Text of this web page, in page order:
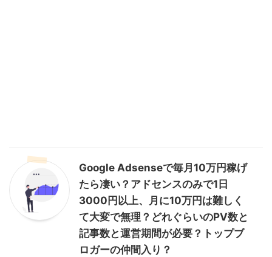
Google Adsenseで毎月10万円稼げ
たら凄い？アドセンスのみで1日
3000円以上、月に10万円は難しく
て大変で無理？どれぐらいのPV数と
記事数と運営期間が必要？トップブ
ロガーの仲間入り？